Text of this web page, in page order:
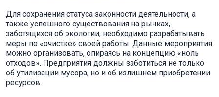
Для сохранения статуса законности деятельности, а
также успешного существования на рынках,
заботящихся об экологии, необходимо разрабатывать
меры по «очистке» своей работы. Данные мероприятия
можно организовать, опираясь на концепцию «ноль
отходов». Предприятия должны заботиться не только
об утилизации мусора, но и об излишнем приобретении
ресурсов.